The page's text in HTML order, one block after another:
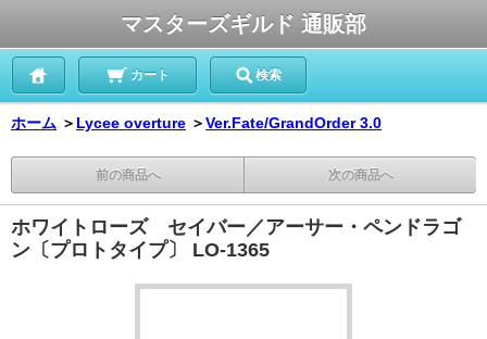
マスターズギルド 通販部
カート 検索
ホーム ＞ Lycee overture ＞Ver.Fate/GrandOrder 3.0
前の商品へ 次の商品へ
ホワイトローズ セイバー／アーサー・ペンドラゴ
ン〔プロトタイプ〕 LO-1365